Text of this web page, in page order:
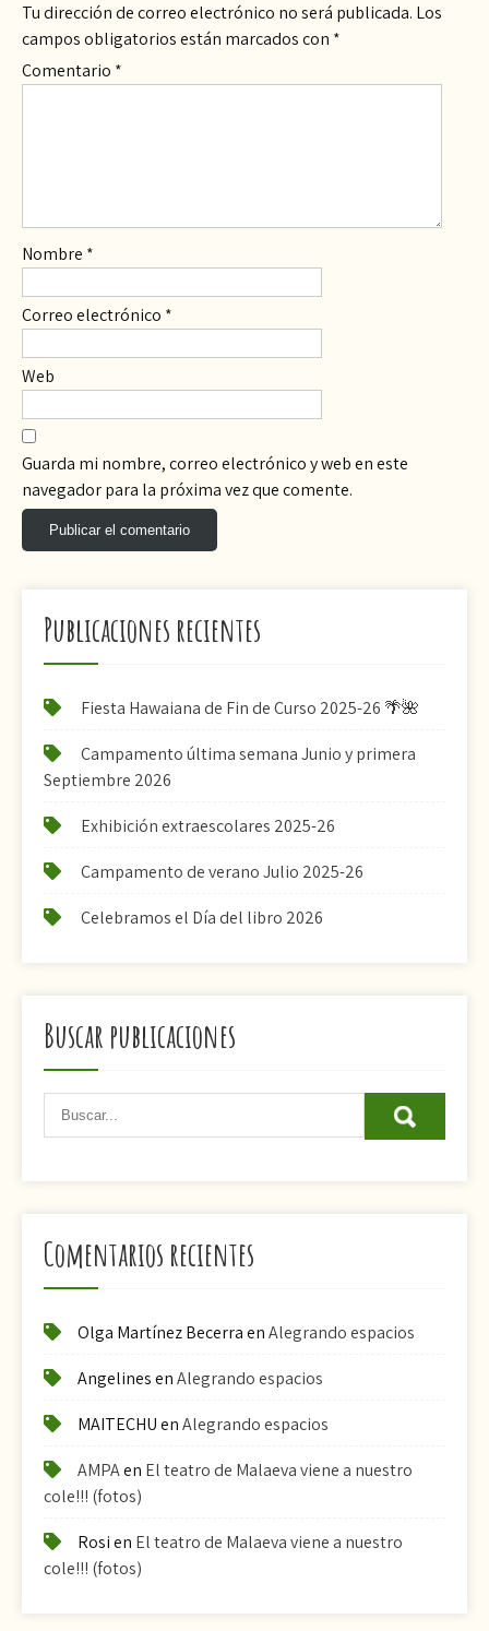
Tu dirección de correo electrónico no será publicada. Los
campos obligatorios están marcados con *
Comentario *
Nombre *
Correo electrónico *
Web
Guarda mi nombre, correo electrónico y web en este
navegador para la próxima vez que comente.
Publicaciones recientes
Fiesta Hawaiana de Fin de Curso 2025-26 🌴🌺
Campamento última semana Junio y primera
Septiembre 2026
Exhibición extraescolares 2025-26
Campamento de verano Julio 2025-26
Celebramos el Día del libro 2026
Buscar publicaciones
Comentarios recientes
Olga Martínez BecerraenAlegrando espacios
AngelinesenAlegrando espacios
MAITECHUenAlegrando espacios
AMPAen El teatro de Malaeva viene a nuestro
cole!!! (fotos)
Rosien El teatro de Malaeva viene a nuestro
cole!!! (fotos)